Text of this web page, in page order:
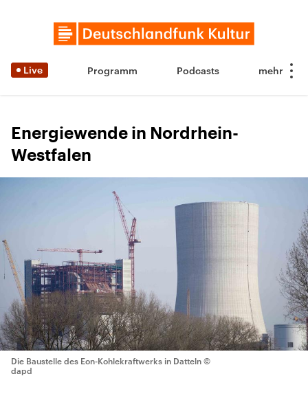
Live Programm Podcasts
Energiewende in Nordrhein-
Westfalen
Die Baustelle des Eon-Kohlekraftwerks in Datteln ©
dapd